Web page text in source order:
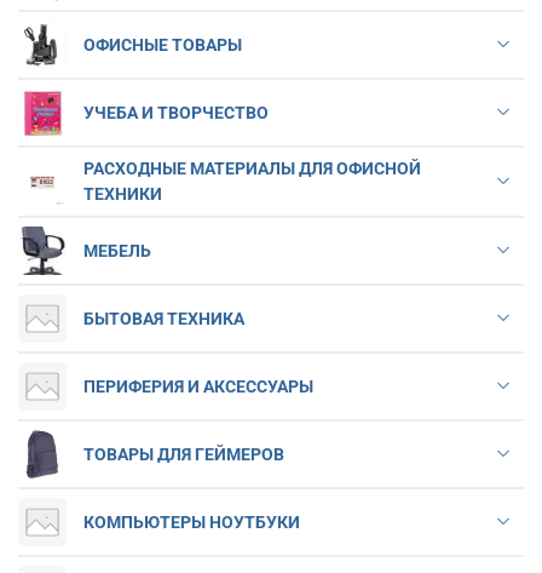
ОФИСНЫЕ ТОВАРЫ
УЧЕБА И ТВОРЧЕСТВО
РАСХОДНЫЕ МАТЕРИАЛЫ ДЛЯ ОФИСНОЙ
ТЕХНИКИ
МЕБЕЛЬ
БЫТОВАЯ ТЕХНИКА
ПЕРИФЕРИЯ И АКСЕССУАРЫ
ТОВАРЫ ДЛЯ ГЕЙМЕРОВ
КОМПЬЮТЕРЫ НОУТБУКИ